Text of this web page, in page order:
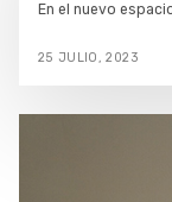
En el nuevo
25 JULIO, 2023